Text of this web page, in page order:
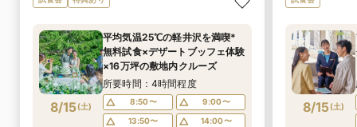
8/15(土)
平均気温25℃の軽井沢を満喫*
無料試食×デザートブッフェ体験
×16万坪の敷地内クルーズ
所要時間：4時間程度
8:50〜
9:00〜
13:50〜
14:00〜
8/15(土)